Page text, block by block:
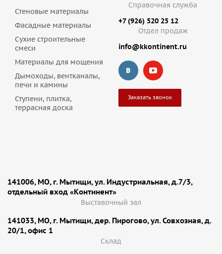
Стеновые материалы
Фасадные материалы
Сухие строительные
смеси
Материалы для мощения
Дымоходы, вентканалы,
печи и камины
Ступени, плитка,
террасная доска
Справочная служба
+7 (926) 520 25 12
Отдел продаж
info@kkontinent.ru
Заказать звонок
141006, МО, г. Мытищи, ул. Индустриальная, д.7/3,
отдельный вход «Континент»
Выставочный зал
141033, МО, г. Мытищи, дер. Пирогово, ул. Совхозная, д.
20/1, офис 1
Cклад